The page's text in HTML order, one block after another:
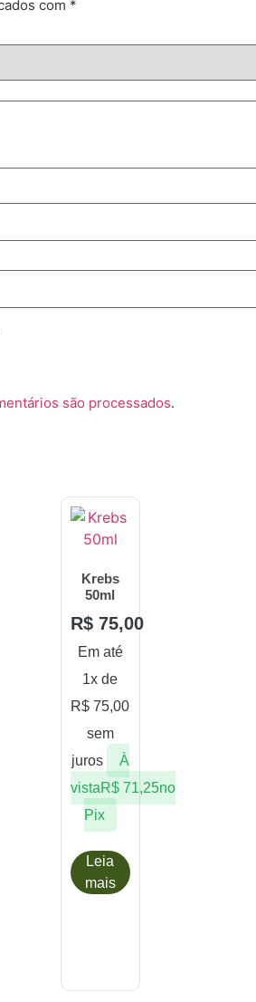
com *
são processados.
Krebs
50ml
R$75,00
Em até
1x de
R$ 75,00
sem
juros
À
vistaR$71,25no
Pix
Leia
mais